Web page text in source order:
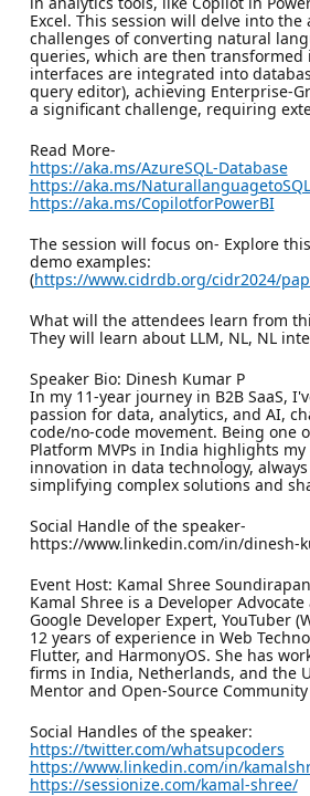
Excel. This session will delve into the
challenges of converting natural
queries, which are then transformed
interfaces are integrated into
query editor), achieving Enterprise-
a significant challenge, requiring
Read More-
https://aka.ms/AzureSQL-Database
https://aka.ms/NaturallanguagetoSQL
https://aka.ms/CopilotforPowerBI
The session will focus on- Explore
demo examples:
(https://www.cidrdb.org/cidr2024/
What will the attendees learn from
They will learn about LLM, NL, NL
Speaker Bio: Dinesh Kumar P
In my 11-year journey in B2B SaaS,
passion for data, analytics, and AI,
code/no-code movement. Being one
Platform MVPs in India highlights
innovation in data technology,
simplifying complex solutions and
Social Handle of the speaker-
https://www.linkedin.com/in/dinesh-
Event Host: Kamal Shree
Kamal Shree is a Developer
Google Developer Expert, YouTuber
12 years of experience in Web
Flutter, and HarmonyOS. She has
firms in India, Netherlands, and the
Mentor and Open-Source
Social Handles of the speaker:
https://twitter.com/whatsupcoders
https://www.linkedin.com/in/
https://sessionize.com/kamal-shree/